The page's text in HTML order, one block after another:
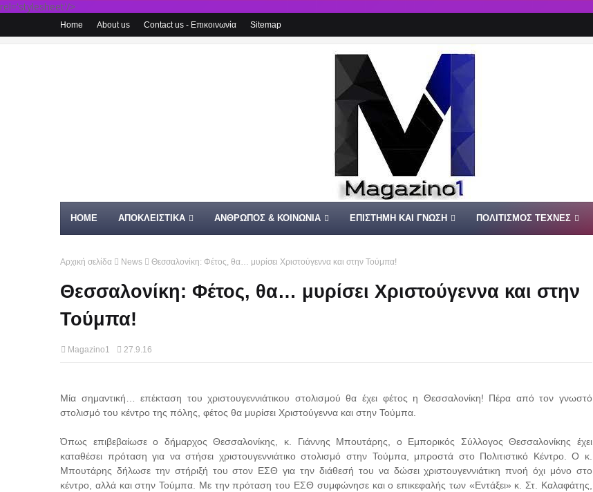
rel='stylesheet'/>
Home About us Contact us - Επικοινωνία Sitemap
HOME ΑΠΟΚΛΕΙΣΤΙΚΑ ΑΝΘΡΩΠΟΣ & ΚΟΙΝΩΝΙΑ ΕΠΙΣΤΗΜΗ ΚΑΙ ΓΝΩΣΗ ΠΟΛΙΤΙΣΜΟΣ ΤΕΧΝΕΣ
Αρχική σελίδα News Θεσσαλονίκη: Φέτος, θα… μυρίσει Χριστούγεννα και στην Τούμπα!
Θεσσαλονίκη: Φέτος, θα… μυρίσει Χριστούγεννα και στην
Τούμπα!
Magazino1 27.9.16
Μία σημαντική… επέκταση του χριστουγεννιάτικου στολισμού θα έχει φέτος η Θεσσαλονίκη! Πέρα από τον γνωστό
στολισμό του κέντρο της πόλης, φέτος θα μυρίσει Χριστούγεννα και στην Τούμπα.
Όπως επιβεβαίωσε ο δήμαρχος Θεσσαλονίκης, κ. Γιάννης Μπουτάρης, ο Εμπορικός Σύλλογος Θεσσαλονίκης έχει
καταθέσει πρόταση για να στήσει χριστουγεννιάτικο στολισμό στην Τούμπα, μπροστά στο Πολιτιστικό Κέντρο. Ο κ.
Μπουτάρης δήλωσε την στήριξή του στον ΕΣΘ για την διάθεσή του να δώσει χριστουγεννιάτικη πνοή όχι μόνο στο
κέντρο, αλλά και στην Τούμπα. Με την πρόταση του ΕΣΘ συμφώνησε και ο επικεφαλής των «Εντάξει» κ. Στ. Καλαφάτης,